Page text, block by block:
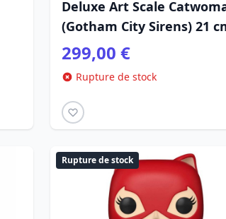
Deluxe Art Scale
(Gotham City Sirens) 21
299,00 €
Rupture de stock
Rupture de stock